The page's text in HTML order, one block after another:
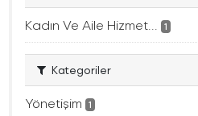
Kadın Ve Aile Hizmet... 1
Kategoriler
Yönetişim 1